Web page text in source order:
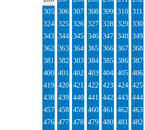
305 306 307 308 309 310 311
324 325 326 327 328 329 330
343 344 345 346 347 348 349
362 363 364 365 366 367 368
381 382 383 384 385 386 387
400 401 402 403 404 405 406
419 420 421 422 423 424 425
438 439 440 441 442 443 444
457 458 459 460 461 462 463
476 477 478 479 480 481 482